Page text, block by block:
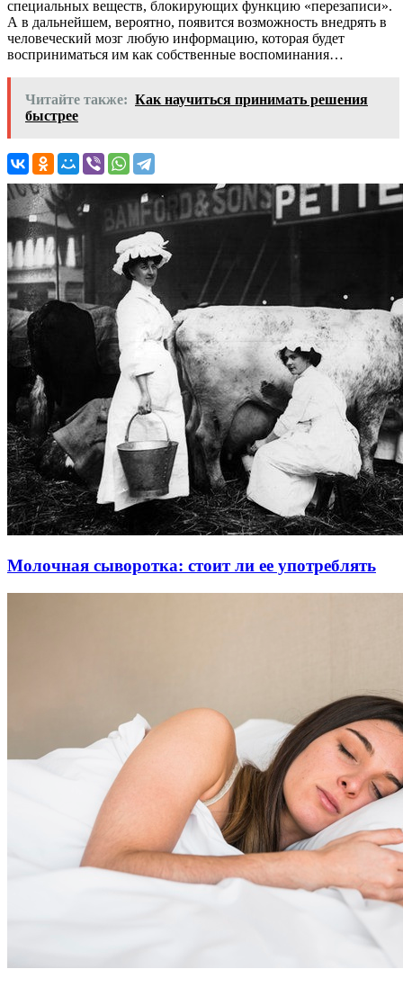
специальных веществ, блокирующих функцию «перезаписи».
А в дальнейшем, вероятно, появится возможность внедрять в
человеческий мозг любую информацию, которая будет
восприниматься им как собственные воспоминания…
Читайте также: Как научиться принимать решения
быстрее
Молочная сыворотка: стоит ли ее употреблять